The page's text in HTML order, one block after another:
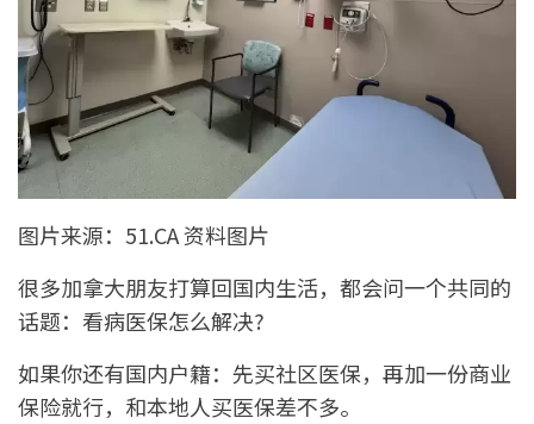
图片来源：51.CA 资料图片
很多加拿大朋友打算回国内生活，都会问一个共同的
话题：看病医保怎么解决?
如果你还有国内户籍：先买社区医保，再加一份商业
保险就行，和本地人买医保差不多。